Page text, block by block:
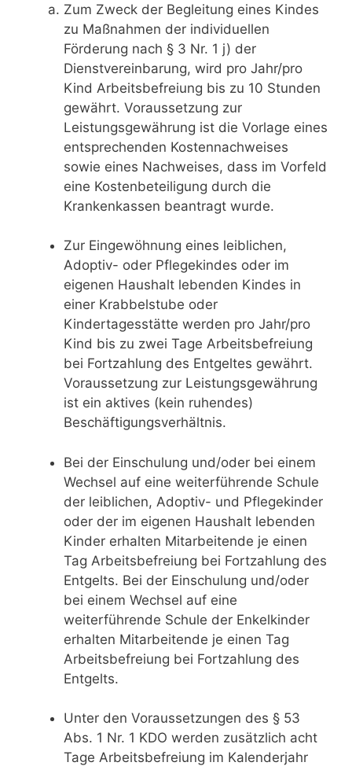
Zum Zweck der Begleitung eines Kindes
zu Maßnahmen der individuellen
Förderung nach § 3 Nr. 1 j) der
Dienstvereinbarung, wird pro Jahr/pro
Kind Arbeitsbefreiung bis zu 10 Stunden
gewährt. Voraussetzung zur
Leistungsgewährung ist die Vorlage eines
entsprechenden Kostennachweises
sowie eines Nachweises, dass im Vorfeld
eine Kostenbeteiligung durch die
Krankenkassen beantragt wurde.
Zur Eingewöhnung eines leiblichen,
Adoptiv- oder Pflegekindes oder im
eigenen Haushalt lebenden Kindes in
einer Krabbelstube oder
Kindertagesstätte werden pro Jahr/pro
Kind bis zu zwei Tage Arbeitsbefreiung
bei Fortzahlung des Entgeltes gewährt.
Voraussetzung zur Leistungsgewährung
ist ein aktives (kein ruhendes)
Beschäftigungsverhältnis.
Bei der Einschulung und/oder bei einem
Wechsel auf eine weiterführende Schule
der leiblichen, Adoptiv- und Pflegekinder
oder der im eigenen Haushalt lebenden
Kinder erhalten Mitarbeitende je einen
Tag Arbeitsbefreiung bei Fortzahlung des
Entgelts. Bei der Einschulung und/oder
bei einem Wechsel auf eine
weiterführende Schule der Enkelkinder
erhalten Mitarbeitende je einen Tag
Arbeitsbefreiung bei Fortzahlung des
Entgelts.
Unter den Voraussetzungen des § 53
Abs. 1 Nr. 1 KDO werden zusätzlich acht
Tage Arbeitsbefreiung im Kalenderjahr